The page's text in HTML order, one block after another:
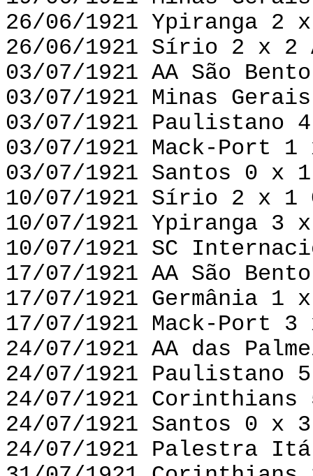
26/06/1921 Ypiranga 2
26/06/1921 Sírio 2 x 2
03/07/1921 AA São
03/07/1921 Minas
03/07/1921 Paulistano
03/07/1921 Mack-Port
03/07/1921 Santos 0 x 1
10/07/1921 Sírio 2 x 1
10/07/1921 Ypiranga 3
10/07/1921 SC
17/07/1921 AA São
17/07/1921 Germânia 1
17/07/1921 Mack-Port
24/07/1921 AA das
24/07/1921 Paulistano
24/07/1921 Corinthians
24/07/1921 Santos 0 x
24/07/1921 Palestra